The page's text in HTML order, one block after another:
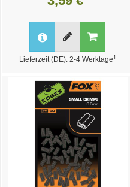
Lieferzeit (DE): 2-4 Werktage 1